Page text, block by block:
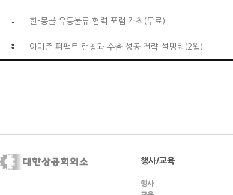
한-몽골 유통물류 협력 포럼 개최(무료)
아마존 퍼팩트 런칭과 수출 성공 전략 설명회(2월)
행사/교육
행사